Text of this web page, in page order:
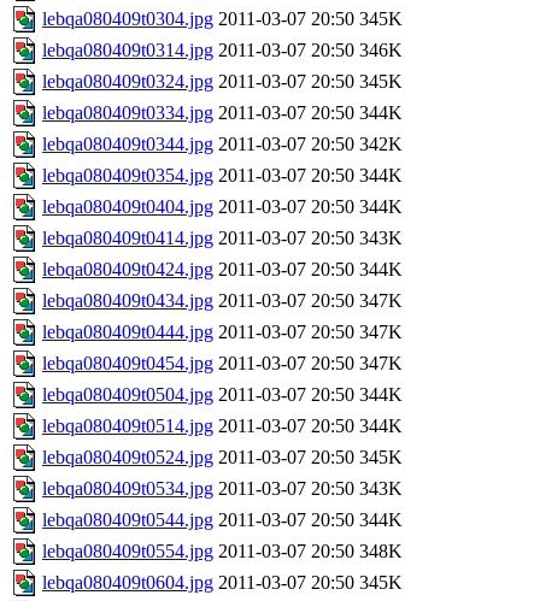
lebqa080409t0304.jpg 2011-03-07 20:50 345K
lebqa080409t0314.jpg 2011-03-07 20:50 346K
lebqa080409t0324.jpg 2011-03-07 20:50 345K
lebqa080409t0334.jpg 2011-03-07 20:50 344K
lebqa080409t0344.jpg 2011-03-07 20:50 342K
lebqa080409t0354.jpg 2011-03-07 20:50 344K
lebqa080409t0404.jpg 2011-03-07 20:50 344K
lebqa080409t0414.jpg 2011-03-07 20:50 343K
lebqa080409t0424.jpg 2011-03-07 20:50 344K
lebqa080409t0434.jpg 2011-03-07 20:50 347K
lebqa080409t0444.jpg 2011-03-07 20:50 347K
lebqa080409t0454.jpg 2011-03-07 20:50 347K
lebqa080409t0504.jpg 2011-03-07 20:50 344K
lebqa080409t0514.jpg 2011-03-07 20:50 344K
lebqa080409t0524.jpg 2011-03-07 20:50 345K
lebqa080409t0534.jpg 2011-03-07 20:50 343K
lebqa080409t0544.jpg 2011-03-07 20:50 344K
lebqa080409t0554.jpg 2011-03-07 20:50 348K
lebqa080409t0604.jpg 2011-03-07 20:50 345K